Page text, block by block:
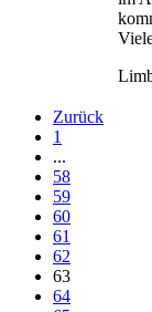
Zurück
1
...
58
59
60
61
62
63
64